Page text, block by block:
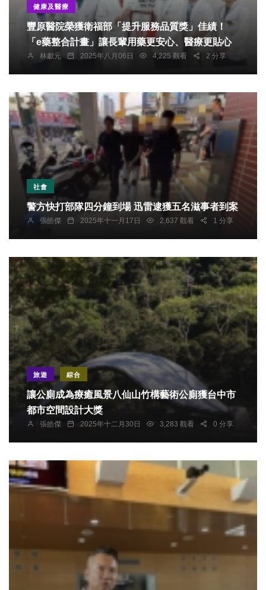
健康及醫療
豐原醫院榮獲衛福部「提升服務品質獎」佳績！
「e藥整合計畫」讓長輩用藥更安心、醫療更貼心
林獻元 2025年八月06日 4,225 觀看 2 分享
社會
警方快打部隊四分鐘到場 迅雷逮獲五名滋事者到案
張皓傑 2025年十一月17日 2,637 觀看 1 分享
旅遊 綜合
讓公廁成為療癒風景八仙山竹構藝術公廁獲台中市
都市空間設計大獎
張皓傑 2025年十二月30日 3,283 觀看 0 分享